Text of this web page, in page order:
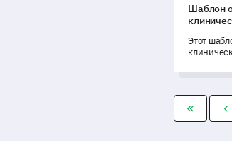
Шаблон
Этот
метод